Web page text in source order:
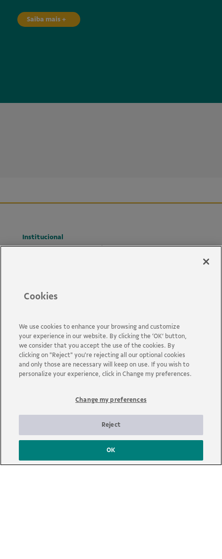
Saiba mais +
Institucional
Governança e Transparência
Atuação
Projetos
Materiais
Cursos Leis de Incentivo
Biblioteca e mural
Fale Conosco
Cookies
We use cookies to enhance your browsing and customize
your experience in our website. By clicking the ‘OK’ button,
we consider that you accept the use of the cookies. By
clicking on "Reject" you're rejecting all our optional cookies
and only those are necessary will keep on use. If you wish to
personalize your experience, click in Change my preferences.
Change my preferences
Reject
OK